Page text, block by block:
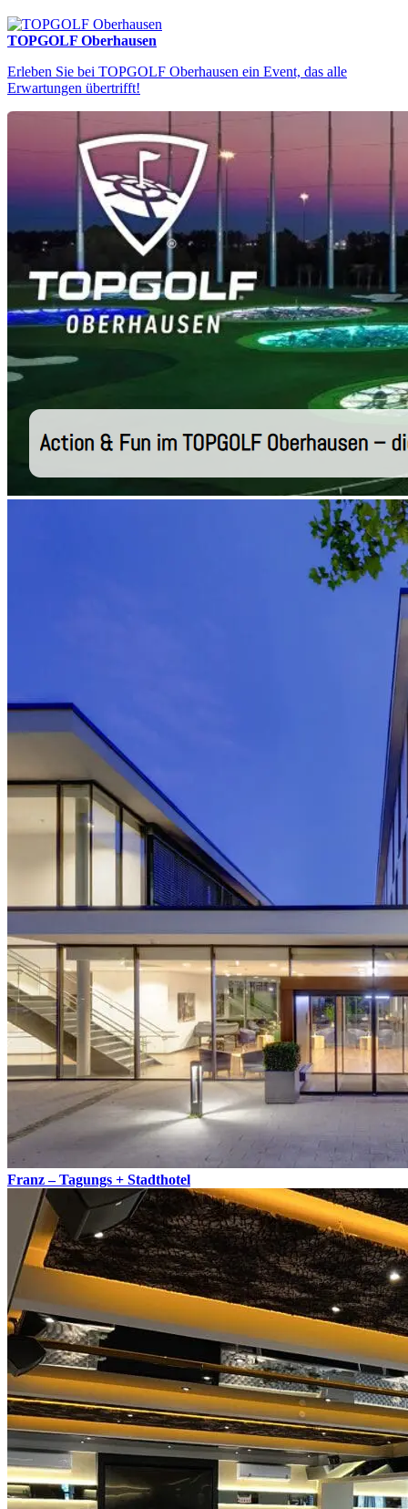
TOPGOLF Oberhausen
Erleben Sie bei TOPGOLF Oberhausen ein Event, das alle
Erwartungen übertrifft!
Franz – Tagungs + Stadthotel